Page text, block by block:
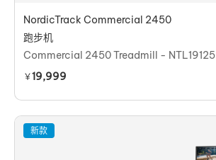
NordicTrack Commercial 2450
跑步机
Commercial 2450 Treadmill - NTL19125
￥19,999
新款